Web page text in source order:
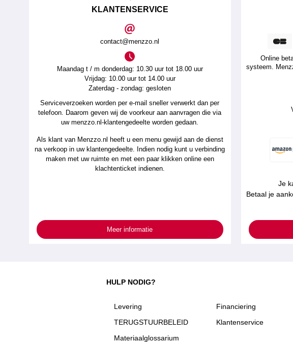
KLANTENSERVICE
contact@menzzo.nl
Maandag t / m donderdag: 10.30 uur tot 18.00 uur
Vrijdag: 10.00 uur tot 14.00 uur
Zaterdag - zondag: gesloten
Serviceverzoeken worden per e-mail sneller verwerkt dan per
telefoon. Daarom geven wij de voorkeur aan aanvragen die via
uw menzzo.nl-klantengedeelte worden gedaan.
Als klant van Menzzo.nl heeft u een menu gewijd aan de dienst
na verkoop in uw klantengedeelte. Indien nodig kunt u verbinding
maken met uw ruimte en met een paar klikken online een
klachtenticket indienen.
Meer informatie
Online
systeem.
Je
Betaal je
HULP NODIG?
Levering
TERUGSTUURBELEID
Materiaalglossarium
Financiering
Klantenservice